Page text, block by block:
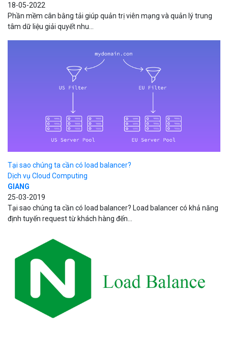
18-05-2022
Phần mềm cân bằng tải giúp quản trị viên mạng và quản lý trung
tâm dữ liệu giải quyết nhu...
Tại sao chúng ta cần có load balancer?
Dịch vụ Cloud Computing
GIANG
25-03-2019
Tại sao chúng ta cần có load balancer? Load balancer có khả năng
định tuyến request từ khách hàng đến...